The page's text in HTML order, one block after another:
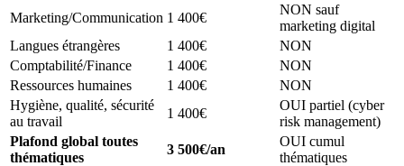
Marketing/Communication 1 400€
NON sauf
marketing digital
Langues étrangères
1 400€
NON
Comptabilité/Finance
1 400€
NON
Ressources humaines
1 400€
NON
Hygiène, qualité, sécurité
au travail
1 400€
OUI partiel (cyber
risk management)
Plafond global toutes
thématiques
3 500€/an
OUI cumul
thématiques